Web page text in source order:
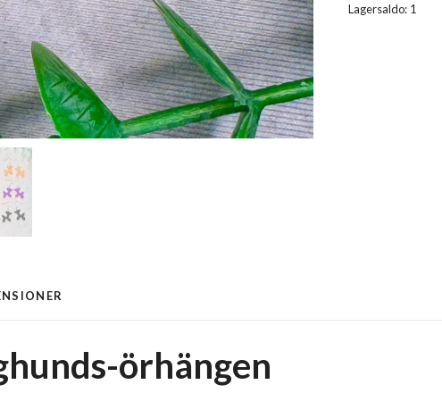
Lagersaldo: 1
örhängen